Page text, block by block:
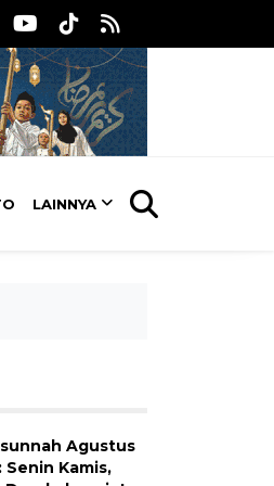
LAINNYA
Agustus
Kamis,